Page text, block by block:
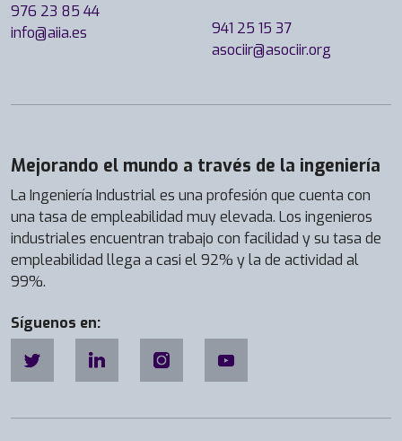
976 23 85 44
info@aiia.es
941 25 15 37
asociir@asociir.org
Mejorando el mundo a través de la ingeniería
La Ingeniería Industrial es una profesión que cuenta con
una tasa de empleabilidad muy elevada. Los ingenieros
industriales encuentran trabajo con facilidad y su tasa de
empleabilidad llega a casi el 92% y la de actividad al
99%.
Síguenos en: